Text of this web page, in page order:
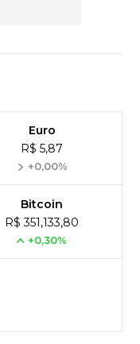
Euro
R$ 5,87
+0,00%
Bitcoin
R$ 351,133,80
+0,30%